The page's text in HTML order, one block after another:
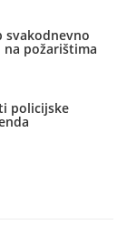
svakodnevno
požarištima
policijske